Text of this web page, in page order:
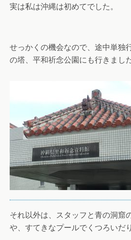
実は私は沖縄は初めてでした。
せっかくの機会なので、途中単独
の塔、平和祈念公園にも行きました
それ以外は、スタッフと青の洞窟
や、すてきなプールでくつろいだり